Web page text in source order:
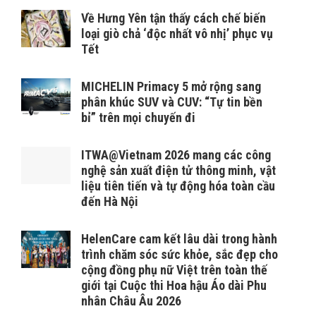
Về Hưng Yên tận thấy cách chế biến
loại giò chả ‘độc nhất vô nhị’ phục vụ
Tết
MICHELIN Primacy 5 mở rộng sang
phân khúc SUV và CUV: “Tự tin bền
bỉ” trên mọi chuyến đi
ITWA@Vietnam 2026 mang các công
nghệ sản xuất điện tử thông minh, vật
liệu tiên tiến và tự động hóa toàn cầu
đến Hà Nội
HelenCare cam kết lâu dài trong hành
trình chăm sóc sức khỏe, sắc đẹp cho
cộng đồng phụ nữ Việt trên toàn thế
giới tại Cuộc thi Hoa hậu Áo dài Phu
nhân Châu Âu 2026